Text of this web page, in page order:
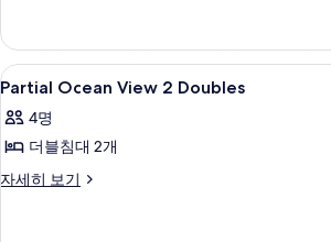
보
기
세
히
보
Partial
Ocean
View
2
Doubles
객실 내 금
8
Partial Ocean View 2 Doubles
4명
더블침대 2개
자세히 보기
Partial